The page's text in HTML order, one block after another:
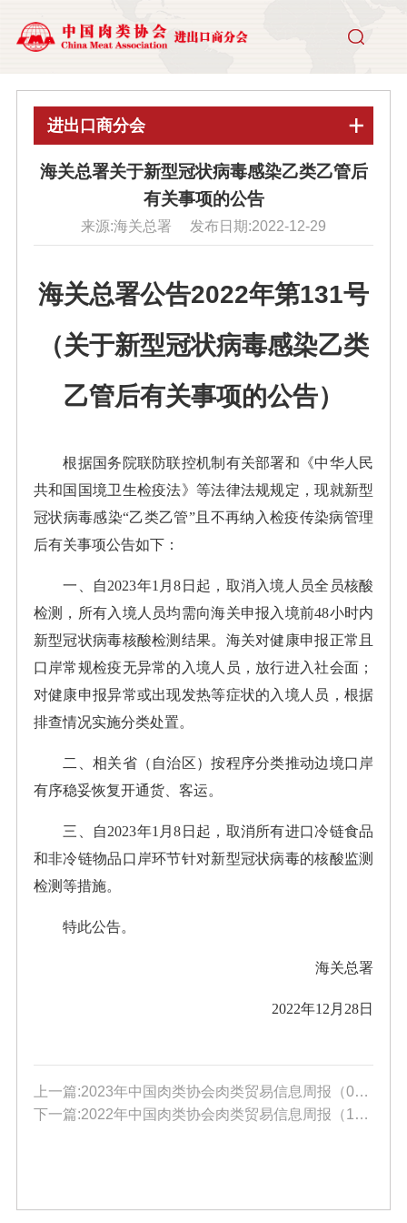
进出口商分会
海关总署关于新型冠状病毒感染乙类乙管后
有关事项的公告
来源:海关总署 发布日期:2022-12-29
海关总署公告2022年第131号
（关于新型冠状病毒感染乙类
乙管后有关事项的公告）
根据国务院联防联控机制有关部署和《中华人民
共和国国境卫生检疫法》等法律法规规定，现就新型
冠状病毒感染“乙类乙管”且不再纳入检疫传染病管理
后有关事项公告如下：
一、自2023年1月8日起，取消入境人员全员核酸
检测，所有入境人员均需向海关申报入境前48小时内
新型冠状病毒核酸检测结果。海关对健康申报正常且
口岸常规检疫无异常的入境人员，放行进入社会面；
对健康申报异常或出现发热等症状的入境人员，根据
排查情况实施分类处置。
二、相关省（自治区）按程序分类推动边境口岸
有序稳妥恢复开通货、客运。
三、自2023年1月8日起，取消所有进口冷链食品
和非冷链物品口岸环节针对新型冠状病毒的核酸监测
检测等措施。
特此公告。
海关总署
2022年12月28日
上一篇:2023年中国肉类协会肉类贸易信息周报（03.24）
下一篇:2022年中国肉类协会肉类贸易信息周报（12.23）